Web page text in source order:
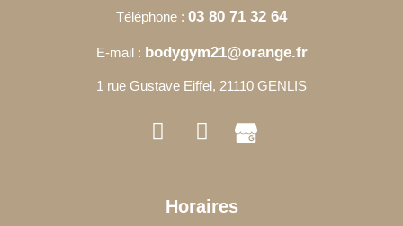
Téléphone : 03 80 71 32 64
E-mail : bodygym21@orange.fr
1 rue Gustave Eiffel, 21110 GENLIS
Horaires